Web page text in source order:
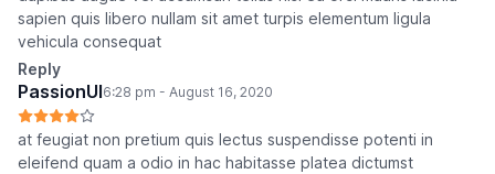
sapien quis libero nullam sit amet turpis elementum ligula
vehicula consequat
Reply
PassionUI6:28 pm - August 16, 2020
at feugiat non pretium quis lectus suspendisse potenti in
eleifend quam a odio in hac habitasse platea dictumst